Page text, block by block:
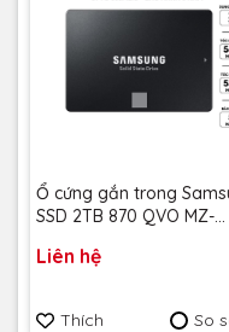
Ổ cứng gắn trong
SSD 2TB 870 QVO MZ-
năm
Liên hệ
Thích So